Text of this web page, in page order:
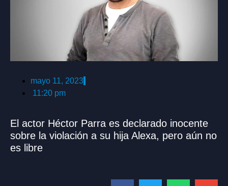
mayo 11, 2023
11:20 pm
El actor Héctor Parra es declarado inocente
sobre la violación a su hija Alexa, pero aún no
es libre